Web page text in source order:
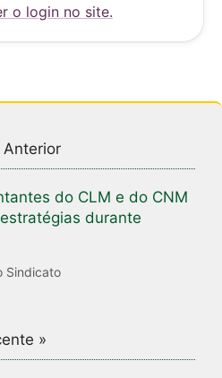
o login no site.
Anterior
do CLM e do CNM
durante
Sindicato
»